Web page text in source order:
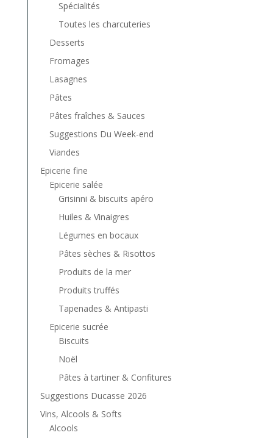
Spécialités
Toutes les charcuteries
Desserts
Fromages
Lasagnes
Pâtes
Pâtes fraîches & Sauces
Suggestions Du Week-end
Viandes
Epicerie fine
Epicerie salée
Grisinni & biscuits apéro
Huiles & Vinaigres
Légumes en bocaux
Pâtes sèches & Risottos
Produits de la mer
Produits truffés
Tapenades & Antipasti
Epicerie sucrée
Biscuits
Noël
Pâtes à tartiner & Confitures
Suggestions Ducasse 2026
Vins, Alcools & Softs
Alcools